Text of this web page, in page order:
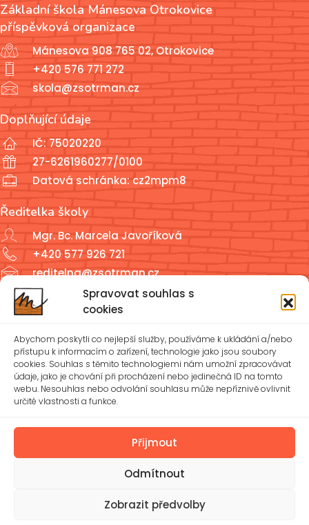
Spravovat souhlas s
cookies
Abychom poskytli co nejlepší služby, používáme k ukládání a/nebo
přístupu k informacím o zařízení, technologie jako jsou soubory
cookies. Souhlas s těmito technologiemi nám umožní zpracovávat
údaje, jako je chování při procházení nebo jedinečná ID na tomto
webu. Nesouhlas nebo odvolání souhlasu může nepříznivě ovlivnit
určité vlastnosti a funkce.
Přijmout
Odmítnout
Zobrazit předvolby
Základní škola Mánesova Otrokovice
příspěvková organizace
Mánesova 908 765 02, Otrokovice
+420 576 771 272
skola@zsotrman.cz
Doplňující údaje
IČ: 75020220
27-6261960277/0100
Datová schránka: cz2mpm8
Ředitelka školy
Mgr. Bc. Marcela Javoříková
+420 577 926 721
reditelna@zsotrman.cz
Školní jídelna a školní družina
ŠD: +420 577 926 720
reditelna@zsotrman.cz
Zásady cookies (EU)
Ochrana osobních údajů – GDPR
Spravovat souhlas Prohlášení o přístupnosti
© 2026 Základní škola Mánesova Otrokovice, příspěvková